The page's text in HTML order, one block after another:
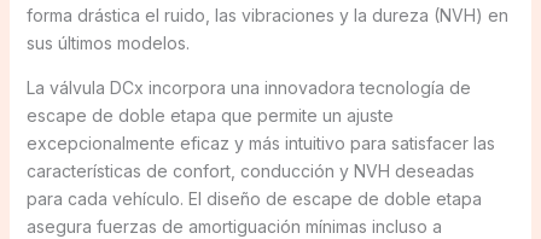
forma drástica el ruido, las vibraciones y la dureza (NVH) en
sus últimos modelos.
La válvula DCx incorpora una innovadora tecnología de
escape de doble etapa que permite un ajuste
excepcionalmente eficaz y más intuitivo para satisfacer las
características de confort, conducción y NVH deseadas
para cada vehículo. El diseño de escape de doble etapa
asegura fuerzas de amortiguación mínimas incluso a